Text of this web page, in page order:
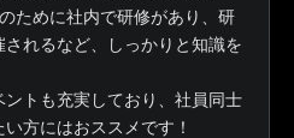
ために社内で研修があり、研
れるなど、しっかりと知識を
ントも充実しており、社員同士
方にはおススメです！